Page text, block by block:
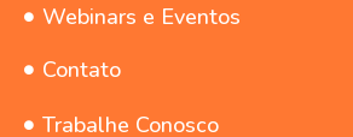
Webinars e Eventos
Contato
Trabalhe Conosco